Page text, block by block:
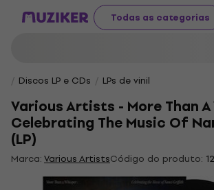
Todas as categorias
Discos LP e CDs LPs de vinil
Various Artists - More Than
Celebrating The Music Of
(LP)
Marca:Various ArtistsCódigo do produto: